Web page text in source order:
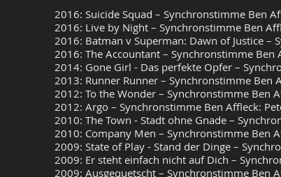
2016: Suicide Squad – Synchronstimme Ben
2016: Live by Night – Synchronstimme Ben
2016: Batman v Superman: Dawn of Justice –
2016: The Accountant – Synchronstimme Ben
2014: Gone Girl - Das perfekte Opfer –
2013: Runner Runner – Synchronstimme Ben
2012: To the Wonder – Synchronstimme Ben
2012: Argo – Synchronstimme Ben Affleck:
2010: The Town - Stadt ohne Gnade –
2010: Company Men – Synchronstimme Ben
2009: State of Play - Stand der Dinge –
2009: Er steht einfach nicht auf Dich –
2009: Ausgequetscht – Synchronstimme Ben